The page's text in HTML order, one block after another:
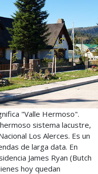
"Valle Hermoso".
sistema lacustre,
Los Alerces. Es un
de larga data. En
James Ryan (Butch
hoy quedan